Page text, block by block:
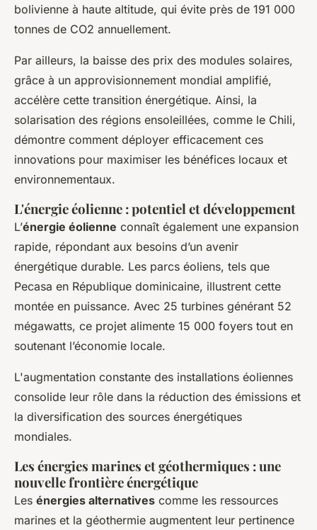
bolivienne à haute altitude, qui évite près de 191 000
tonnes de CO2 annuellement.
Par ailleurs, la baisse des prix des modules solaires,
grâce à un approvisionnement mondial amplifié,
accélère cette transition énergétique. Ainsi, la
solarisation des régions ensoleillées, comme le Chili,
démontre comment déployer efficacement ces
innovations pour maximiser les bénéfices locaux et
environnementaux.
L'énergie éolienne : potentiel et développement
L’énergie éolienne connaît également une expansion
rapide, répondant aux besoins d’un avenir
énergétique durable. Les parcs éoliens, tels que
Pecasa en République dominicaine, illustrent cette
montée en puissance. Avec 25 turbines générant 52
mégawatts, ce projet alimente 15 000 foyers tout en
soutenant l’économie locale.
L'augmentation constante des installations éoliennes
consolide leur rôle dans la réduction des émissions et
la diversification des sources énergétiques
mondiales.
Les énergies marines et géothermiques : une
nouvelle frontière énergétique
Les énergies alternatives comme les ressources
marines et la géothermie augmentent leur pertinence